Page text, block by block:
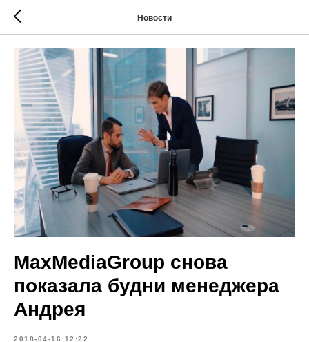
Новости
MaxMediaGroup снова
показала будни менеджера
Андрея
2018-04-16 12:22